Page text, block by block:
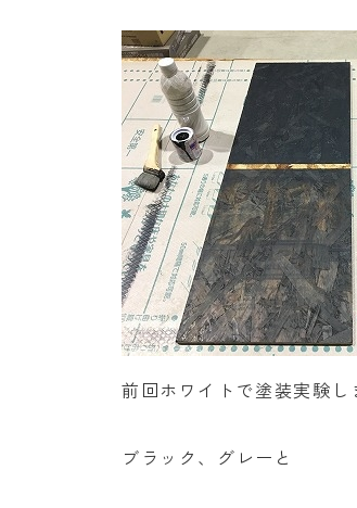
前回ホワイトで塗装実験し
ブラック、グレーと